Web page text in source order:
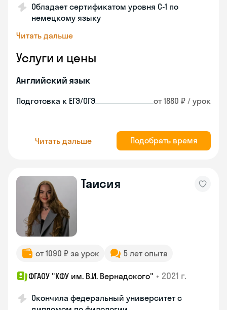
Обладает сертификатом уровня C-1 по
немецкому языку
Читать дальше
Услуги и цены
Английский язык
Подготовка к ЕГЭ/ОГЭ от 1880 ₽ / урок
Читать дальше Подобрать время
Таисия
от 1090 ₽ за урок 5 лет опыта
ФГАОУ "КФУ им. В.И. Вернадского" • 2021 г.
Окончила федеральный университет с